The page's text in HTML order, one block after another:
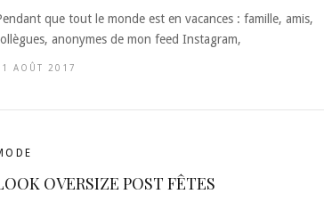
que tout le monde est en vacances : famille, amis,
anonymes de mon feed Instagram,
AOÛT 2017
OVERSIZE POST FÊTES